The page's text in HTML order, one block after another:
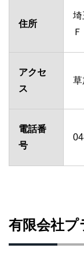
住所
埼
Ｆ
アクセ
ス
草
電話番
号
有限会社